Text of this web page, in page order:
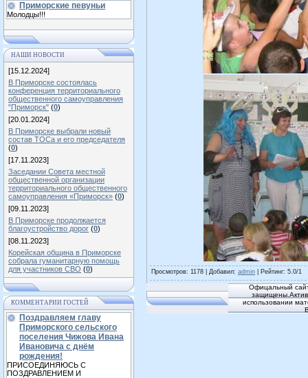
Приморские певуньи
Молодцы!!!
НАШИ НОВОСТИ
[15.12.2024]
В Приморске состоялась
конференция территориального
общественного самоуправления
"Приморск" (0)
[20.01.2024]
В Приморске выбрали новый
состав ТОСа и его председателя
(0)
[17.11.2023]
Заседании Совета местной
общественной организации
территориального общественного
самоуправления «Приморск» (0)
[09.11.2023]
В Приморске продолжается
благоустройство дорог (0)
[08.11.2023]
Корейская община в Приморске
собрала гуманитарную помощь
для участников СВО (0)
КОММЕНТАРИИ ГОСТЕЙ
Поздравляем главу
Приморского сельского
поселения Чижова Ивана
Ивановича с днём
рождения!
ПРИСОЕДИНЯЮСЬ С
ПОЗДРАВЛЕНИЕМ И
Просмотров: 1178 | Добавил: admin Рейтинг: 5.0/1
Офицальный
использовании